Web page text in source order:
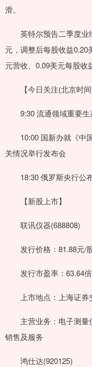
滑。
英特尔预告二季度业
元，调整后每股收益0.20
元营收、0.09美元每股收
【今日关注(北京时间)
9:30 流通领域重要生
10:00 国新办就《中国
关情况举行发布会
18:30 俄罗斯央行公
【新股上市】
联讯仪器(688808)
发行价格：81.88元/
发行市盈率：63.64倍
上市地点：上海证券
主营业务：电子测量仪
销售及服务
鸿仕达(920125)